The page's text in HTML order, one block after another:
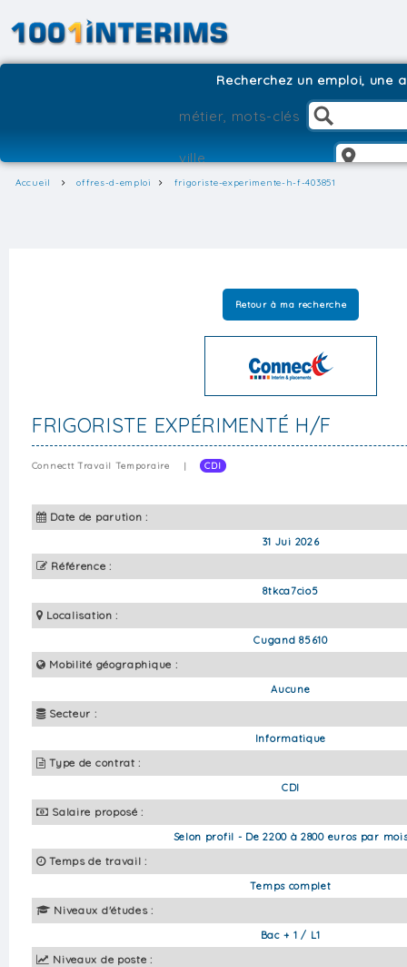
Recherchez un emploi, une
Accueil offres-d-emploi frigoriste-experimente-h-f-403851
Retour à ma recherche
FRIGORISTE EXPÉRIMENTÉ H/F
Connectt Travail Temporaire | CDI
Date de parution :
31 Jui 2026
Référence :
8tkca7cio5
Localisation :
Cugand 85610
Mobilité géographique :
Aucune
Secteur :
Informatique
Type de contrat :
CDI
Salaire proposé :
Selon profil - De 2200 à 2800 euros par
Temps de travail :
Temps complet
Niveaux d'études :
Bac + 1 / L1
Niveaux de poste :